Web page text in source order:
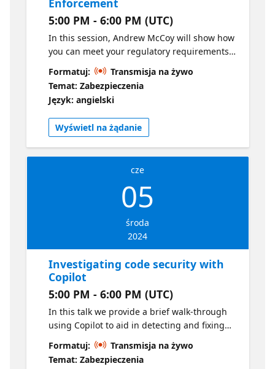
Enforcement
5:00 PM - 6:00 PM (UTC)
In this session, Andrew McCoy will show how
you can meet your regulatory requirements
by enforcing compliance standards and
security policies with GitHub Advanced
Security.
Formatuj:
Transmisja na żywo
Temat: Zabezpieczenia
Język: angielski
Wyświetl na żądanie
cze
05
środa
2024
Investigating code security with
Copilot
5:00 PM - 6:00 PM (UTC)
In this talk we provide a brief walk-through
using Copilot to aid in detecting and fixing
security vulnerabilities in source code. Topics
covered include: A basic introduction to
improving SDLC security using IDE and local
Formatuj:
Transmisja na żywo
Temat: Zabezpieczenia